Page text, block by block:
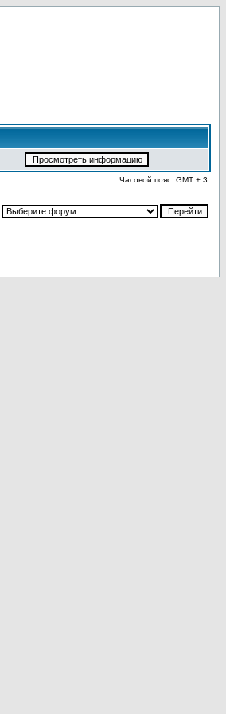
Часовой пояс: GMT + 3